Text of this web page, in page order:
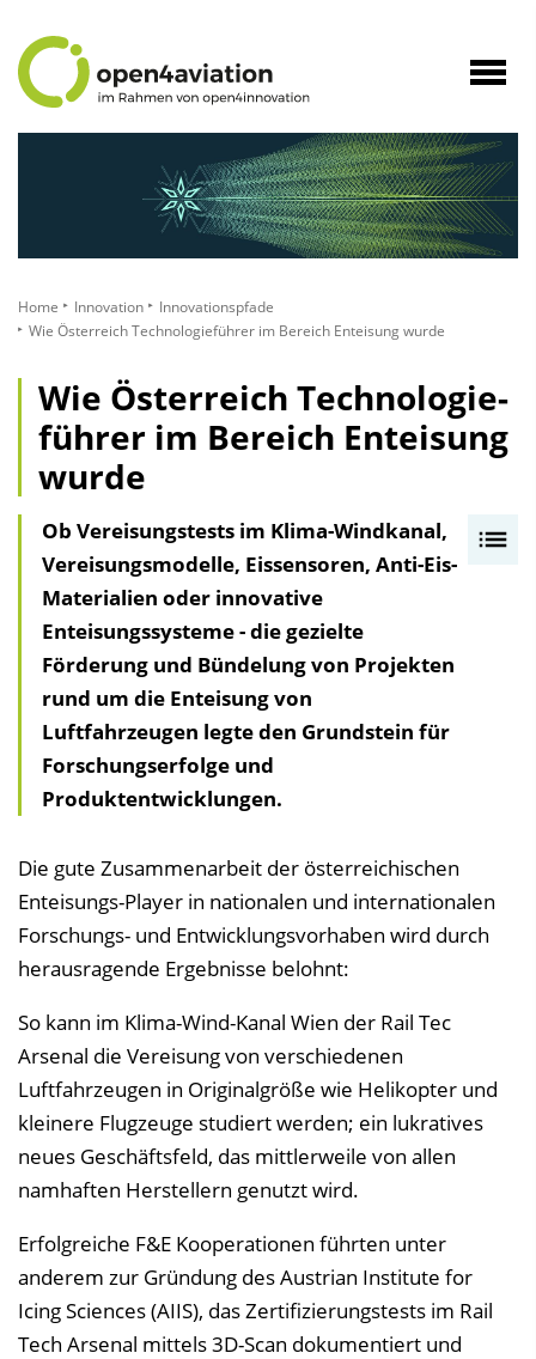
Inhalt
Home Innovation
Innovationspfade
Wie Österreich Technologieführer im Bereich Enteisung wurde
Wie Österreich Technologie­
führer im Bereich Enteisung
wurde
e
i
s
e
e
Ob Vereisungstests im Klima-Windkanal,
Vereisungsmodelle, Eissensoren, Anti-Eis-
Materialien oder innovative
Enteisungssysteme - die gezielte
Förderung und Bündelung von Projekten
rund um die Enteisung von
Luftfahrzeugen legte den Grundstein für
Forschungserfolge und
Produktentwicklungen.
Die gute Zusammenarbeit der österreichischen
Enteisungs-Player in nationalen und internationalen
Forschungs- und Entwicklungsvorhaben wird durch
herausragende Ergebnisse belohnt:
So kann im Klima-Wind-Kanal Wien der Rail Tec
Arsenal die Vereisung von verschiedenen
Luftfahrzeugen in Originalgröße wie Helikopter und
kleinere Flugzeuge studiert werden; ein lukratives
neues Geschäftsfeld, das mittlerweile von allen
namhaften Herstellern genutzt wird.
Erfolgreiche F&E Kooperationen führten unter
anderem zur Gründung des Austrian Institute for
Icing Sciences (AIIS), das Zertifizierungstests im Rail
Tech Arsenal mittels 3D-Scan dokumentiert und